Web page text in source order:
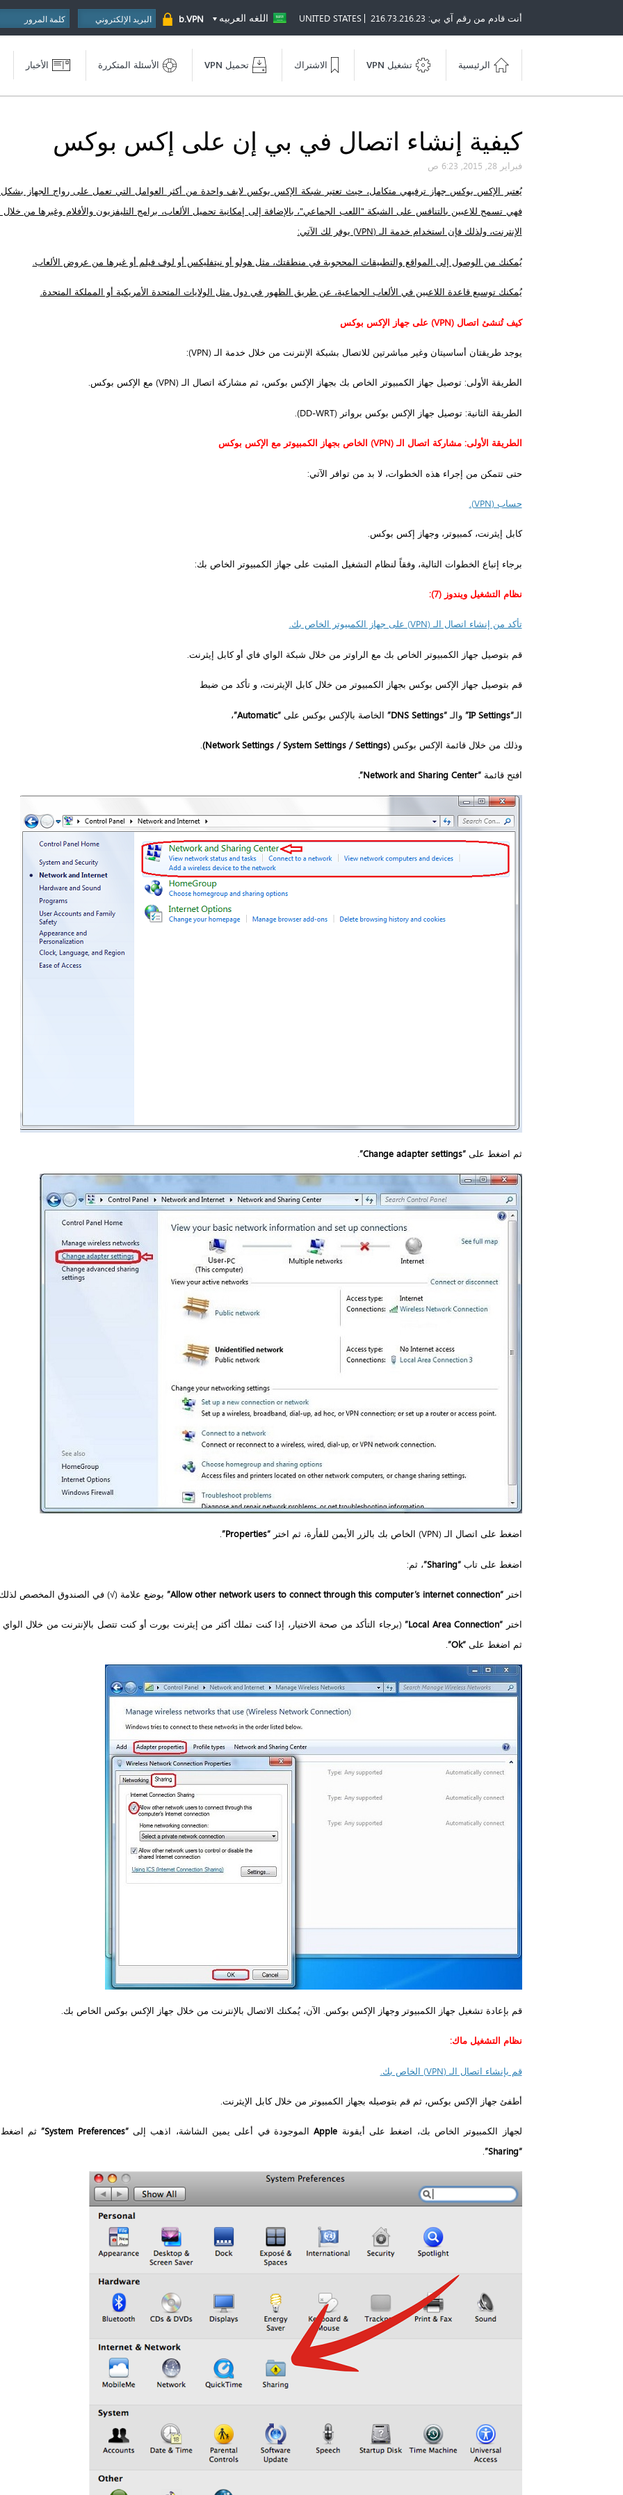
أنت قادم من رقم آي بي: 216.73.216.23 UNITED STATES اللغه العربيه b.VPN
الرئيسية تشغيل VPN الاشتراك تحميل VPN الأسئلة المتكررة الأخبار
كيفية إنشاء اتصال في بي إن على إكس بوكس
فبراير 28, 2015, 6:23 ص
يُعتبر الإكس بوكس جهاز ترفيهي متكامل، حيث تعتبر شبكة الإكس بوكس لايف واحدة من أكثر العوامل التي تعمل على رواج الجهاز بشكل
فهي تسمح للاعبين بالتنافس على الشبكة "اللعب الجماعي"، بالإضافة إلى إمكانية تحميل الألعاب، برامج التليفزيون والأفلام وغيرها من
الإنترنت، ولذلك فإن استخدام خدمة الـ (VPN) يوفر لك الآتي:
يُمكنك من الوصول إلى المواقع والتطبيقات المحجوبة في منطقتك، مثل هولو أو نيتفليكس أو لوف فيلم أو غيرها من عروض الألعاب.
يُمكنك توسيع قاعدة اللاعبين في الألعاب الجماعية، عن طريق الظهور في دول مثل الولايات المتحدة الأمريكية أو المملكة المتحدة.
كيف تُنشئ اتصال(VPN) على جهاز الإكس بوكس
يوجد طريقتان أساسيتان وغير مباشرتين للاتصال بشبكة الإنترنت من خلال خدمة الـ (VPN):
الطريقة الأولى: توصيل جهاز الكمبيوتر الخاص بك بجهاز الإكس بوكس، ثم مشاركة اتصال الـ (VPN) مع الإكس بوكس.
الطريقة الثانية: توصيل جهاز الإكس بوكس برواتر (DD-WRT).
الطريقة الأولى: مشاركة اتصال الـ (VPN) الخاص بجهاز الكمبيوتر مع الإكس بوكس
حتى تتمكن من إجراء هذه الخطوات، لا بد من توافر الآتي:
حساب (VPN).
كابل إيثرنت، كمبيوتر، وجهاز إكس بوكس.
برجاء إتباع الخطوات التالية، وفقاً لنظام التشغيل المثبت على جهاز الكمبيوتر الخاص بك:
نظام التشغيل ويندوز (7):
تأكد من إنشاء اتصال الـ (VPN) على جهاز الكمبيوتر الخاص بك.
قم بتوصيل جهاز الكمبيوتر الخاص بك مع الراوتر من خلال شبكة الواي فاي أو كابل إيثرنت.
قم بتوصيل جهاز الإكس بوكس بجهاز الكمبيوتر من خلال كابل الإيثرنت، و تأكد من ضبط
الـ“IP Settings” والـ“DNS Settings” الخاصة بالإكس بوكس على“Automatic” ،
وذلك من خلال قائمة الإكس بوكس(Network Settings / System Settings / Settings)
.
افتح قائمة“Network and Sharing Center”.
ثم اضغط على“Change adapter settings”
.
اضغط على اتصال الـ (VPN) الخاص بك بالزر الأيمن للفأرة، ثم اختر “Properties”
.
اضغط على تاب“Sharing” ، ثم:
اختر“Allow other network users to connect through this computer’s internet connection” بوضع علامة (√) في الصندوق المخصص
اختر “Local Area Connection”
(برجاء التأكد من صحة الاختيار، إذا كنت تملك أكثر من إيثرنت بورت أو كنت تتصل بالإنترنت من خلال الواي
ثم اضغط على“Ok”
.
قم بإعادة تشغيل جهاز الكمبيوتر وجهاز الإكس بوكس. الآن، يُمكنك الاتصال بالإنترنت من خلال جهاز الإكس بوكس الخاص بك.
نظام التشغيل ماك:
قم بإنشاء اتصال الـ (VPN) الخاص بك.
أطفئ جهاز الإكس بوكس، ثم قم بتوصيله بجهاز الكمبيوتر من خلال كابل الإيثرنت.
لجهاز الكمبيوتر الخاص بك، اضغط على أيقونة Appleالموجودة في أعلى يمين الشاشة، اذهب إلى“System Preferences”
ثم
“Sharing”
.